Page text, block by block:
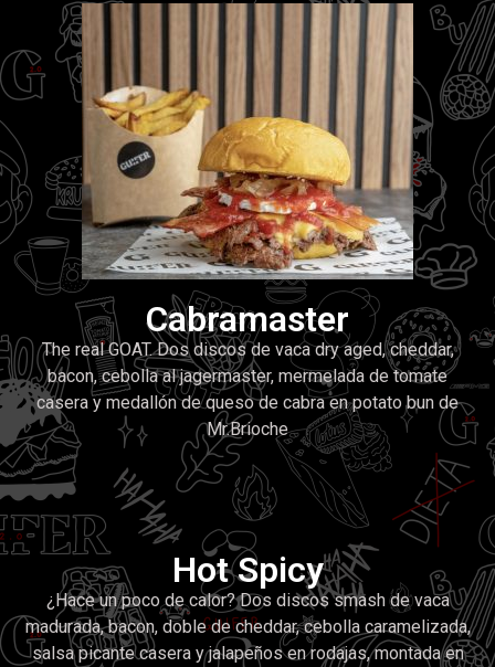
Cabramaster
The real GOAT. Dos discos de vaca dry aged, cheddar,
bacon, cebolla al jagermaster, mermelada de tomate
casera y medallón de queso de cabra en potato bun de
Mr.Brioche
Hot Spicy
¿Hace un poco de calor? Dos discos smash de vaca
madurada, bacon, doble de cheddar, cebolla caramelizada,
salsa picante casera y jalapeños en rodajas, montada en